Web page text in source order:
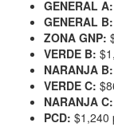
GENERAL A:
GENERAL B:
ZONA GNP:
VERDE B:
NARANJA B:
VERDE C:
NARANJA C:
PCD: $1,240